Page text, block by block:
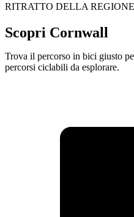
RITRATTO DELLA REGIONE
Scopri Cornwall
Trova il percorso in bici giusto
percorsi ciclabili da esplorare.